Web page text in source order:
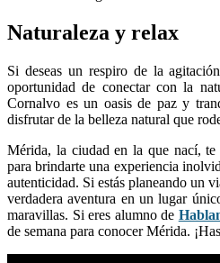
Naturaleza y relax
Si deseas un respiro de la
oportunidad de conectar con la
Cornalvo es un oasis de paz y
disfrutar de la belleza natural que
Mérida, la ciudad en la que nací, te
para brindarte una experiencia
autenticidad. Si estás planeando un
verdadera aventura en un lugar
maravillas. Si eres alumno de
de semana para conocer Mérida.